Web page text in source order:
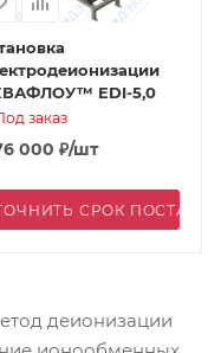
EDI-5,0
заказ
000 ₽/шт
СРОК
деионизации